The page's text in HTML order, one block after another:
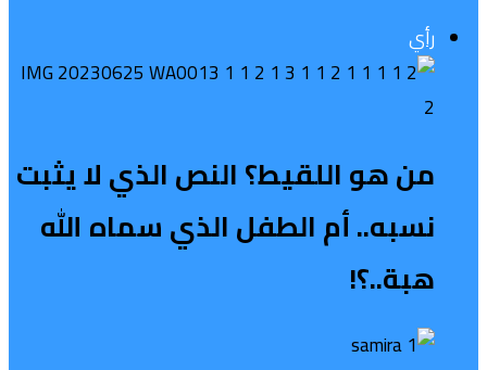
رأي
من هو اللقيط؟ النص الذي لا يثبت
نسبه.. أم الطفل الذي سماه الله
هبة..؟!